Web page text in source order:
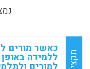
נמצאו
תקציר
כאשר מורים
ללמידה באופן